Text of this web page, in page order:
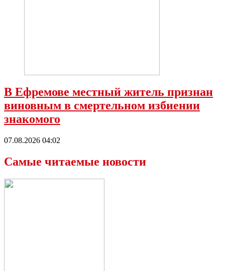
В Ефремове местный житель признан
виновным в смертельном избиении
знакомого
07.08.2026 04:02
Самые читаемые новости